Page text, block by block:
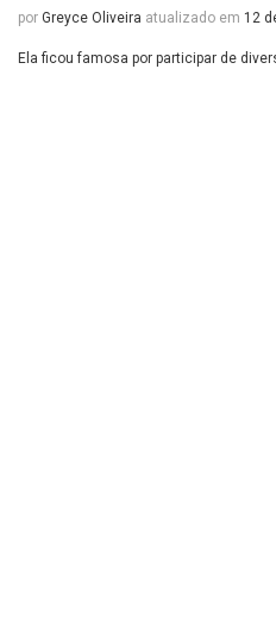
por Greyce Oliveira atualizado em 12
Ela ficou famosa por participar de